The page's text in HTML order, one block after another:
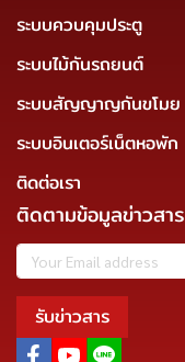
ระบบควบคุมประตู
ระบบไม้กันรถยนต์
ระบบสัญญาญกันขโมย
ระบบอินเตอร์เน็ตหอพัก
ติดต่อเรา
ติดตามข้อมูลข่าวสาร
รับข่าวสาร